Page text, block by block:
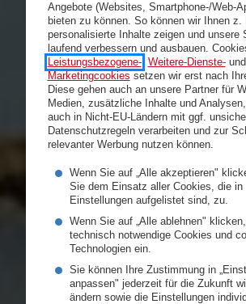
Angebote (Websites, Smartphone-/Web-
bieten zu können. So können wir Ihnen z.
personalisierte Inhalte zeigen und unsere
laufend verbessern und ausbauen.
Leistungsbezogene-, Weitere-Dienste-und
Marketingcookies setzen wir erst nach
Diese gehen auch an unsere Partner für
Medien, zusätzliche Inhalte und
auch in Nicht-EU-Ländern mit ggf.
Datenschutzregeln verarbeiten und zur
relevanter Werbung nutzen können.
Wenn Sie auf „Alle akzeptieren"
Sie dem Einsatz aller Cookies, die in
Einstellungen aufgelistet sind, zu.
Wenn Sie auf „Alle ablehnen"
technisch notwendige Cookies und
Technologien ein.
Sie können Ihre Zustimmung in
anpassen" jederzeit für die Zukunft
ändern sowie die Einstellungen